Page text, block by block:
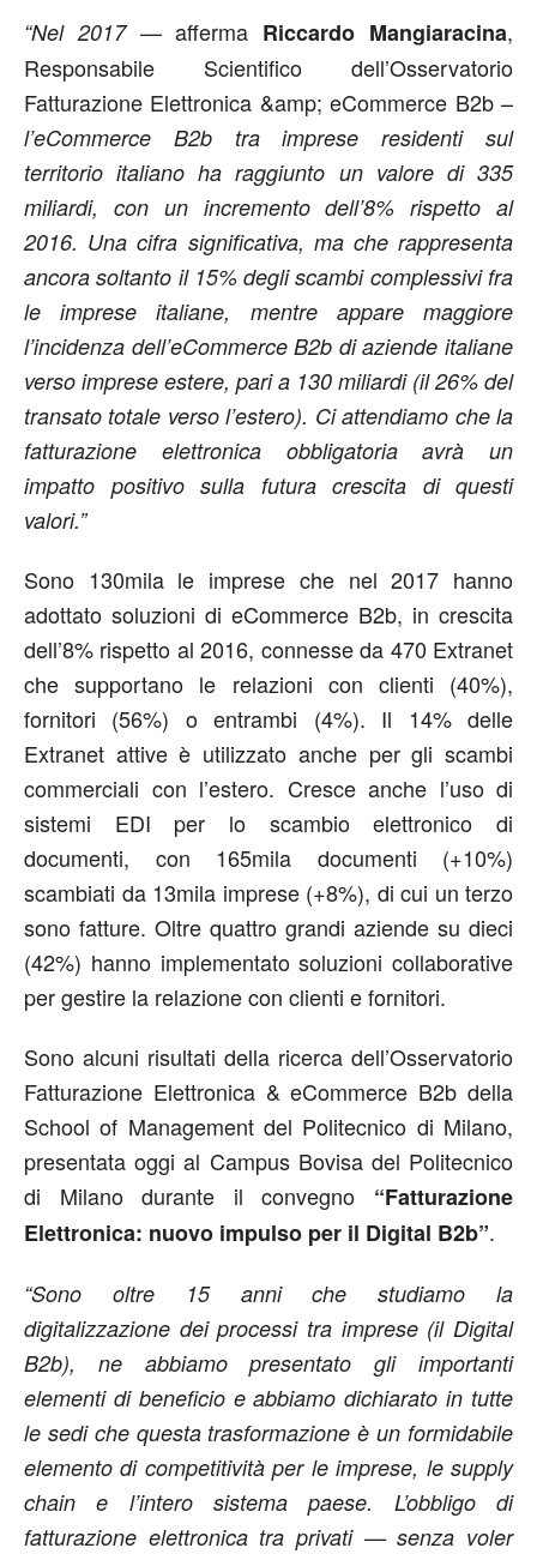
“Nel 2017— afferma Riccardo Mangiaracina,
Responsabile Scientifico dell’Osservatorio
Fatturazione Elettronica &amp; eCommerce B2b –
l’eCommerce B2b tra imprese residenti sul
territorio italiano ha raggiunto un valore di 335
miliardi, con un incremento dell’8% rispetto al
2016. Una cifra significativa, ma che rappresenta
ancora soltanto il 15% degli scambi complessivi fra
le imprese italiane, mentre appare maggiore
l’incidenza dell’eCommerce B2b di aziende italiane
verso imprese estere, pari a 130 miliardi (il 26% del
transato totale verso l’estero). Ci attendiamo che la
fatturazione elettronica obbligatoria avrà un
impatto positivo sulla futura crescita di questi
valori.”
Sono 130mila le imprese che nel 2017 hanno
adottato soluzioni di eCommerce B2b, in crescita
dell’8% rispetto al 2016, connesse da 470 Extranet
che supportano le relazioni con clienti (40%),
fornitori (56%) o entrambi (4%). Il 14% delle
Extranet attive è utilizzato anche per gli scambi
commerciali con l’estero. Cresce anche l’uso di
sistemi EDI per lo scambio elettronico di
documenti, con 165mila documenti (+10%)
scambiati da 13mila imprese (+8%), di cui un terzo
sono fatture. Oltre quattro grandi aziende su dieci
(42%) hanno implementato soluzioni collaborative
per gestire la relazione con clienti e fornitori.
Sono alcuni risultati della ricerca dell’Osservatorio
Fatturazione Elettronica & eCommerce B2b della
School of Management del Politecnico di Milano,
presentata oggi al Campus Bovisa del Politecnico
di Milano durante il convegno “Fatturazione
Elettronica: nuovo impulso per il Digital B2b”.
“Sono oltre 15 anni che studiamo la
digitalizzazione dei processi tra imprese (il Digital
B2b), ne abbiamo presentato gli importanti
elementi di beneficio e abbiamo dichiarato in tutte
le sedi che questa trasformazione è un formidabile
elemento di competitività per le imprese, le supply
chain e l’intero sistema paese. L’obbligo di
fatturazione elettronica tra privati — senza voler